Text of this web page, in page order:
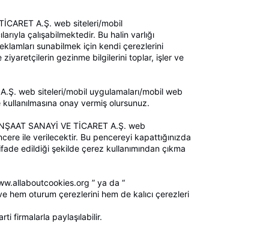
A.Ş. web siteleri/mobil
çalışabilmektedir. Bu halin varlığı
sunabilmek için kendi çerezlerini
gezinme bilgilerini toplar, işler ve
A.Ş. web siteleri/mobil uygulamaları/mobil web
onay vermiş olursunuz.
SANAYİ VE TİCARET A.Ş. web
ile verilecektir. Bu pencereyi kapattığınızda
edildiği şekilde çerez kullanımından çıkma
” ya da “
hem oturum çerezlerini hem de kalıcı çerezleri
firmalarla paylaşılabilir.